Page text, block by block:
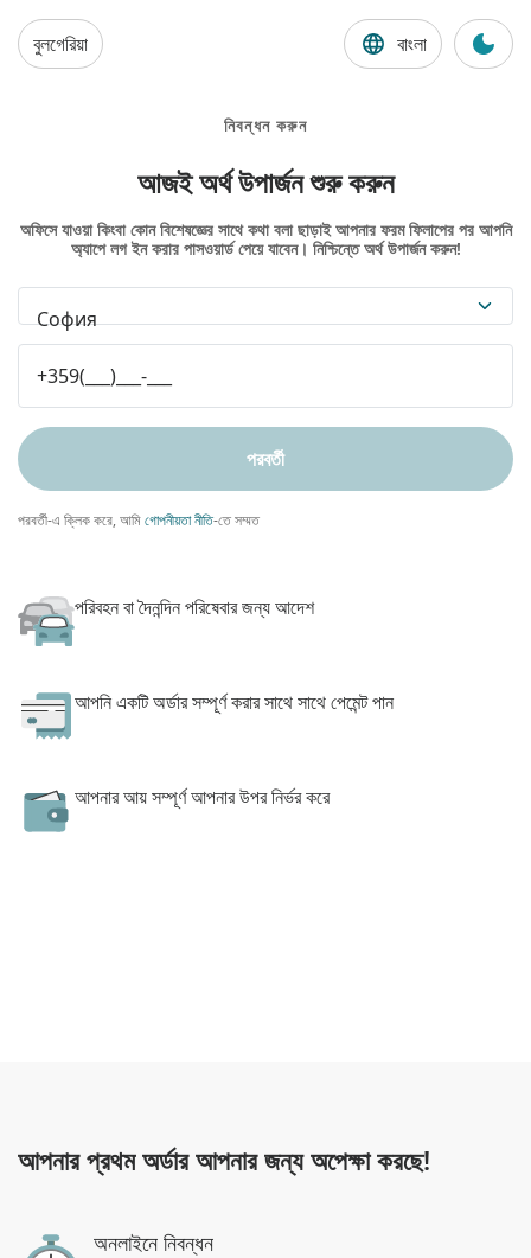
বুলগেরিয়া বাংলা
নিবন্ধন করুন
আজই অর্থ উপার্জন শুরু করুন
অফিসে যাওয়া কিংবা কোন বিশেষজ্ঞের সাথে কথা বলা ছাড়াই আপনার ফরম ফিলাপের পর আপনি
অ্যাপে লগ ইন করার পাসওয়ার্ড পেয়ে যাবেন। নিশ্চিন্তে অর্থ উপার্জন করুন!
София
পরবর্তী
পরবর্তী-এ ক্লিক করে, আমিগোপনীয়তা নীতি-তে সম্মত
পরিবহন বা দৈনন্দিন পরিষেবার জন্য আদেশ
আপনি একটি অর্ডার সম্পূর্ণ করার সাথে সাথে পেমেন্ট পান
আপনার আয় সম্পূর্ণ আপনার উপর নির্ভর করে
আপনার প্রথম অর্ডার আপনার জন্য অপেক্ষা করছে!
অনলাইনে নিবন্ধন